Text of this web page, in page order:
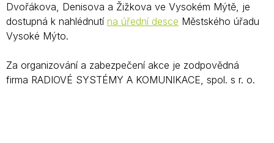
Dvořákova, Denisova a Žižkova ve Vysokém Mýtě, je
dostupná k nahlédnutí na úřední desce Městského úřadu
Vysoké Mýto.
Za organizování a zabezpečení akce je zodpovědná
firma RADIOVÉ SYSTÉMY A KOMUNIKACE, spol. s r. o.